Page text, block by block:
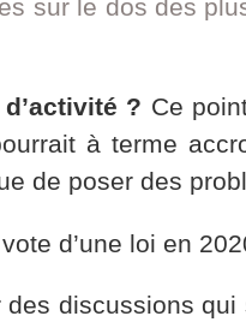
sur le dos des
? Ce
à terme
de poser des
d’une loi en
discussions